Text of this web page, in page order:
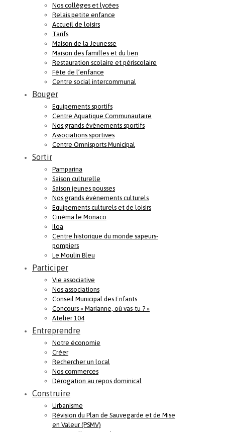
Nos collèges et lycées
Relais petite enfance
Accueil de loisirs
Tarifs
Maison de la Jeunesse
Maison des familles et du lien
Restauration scolaire et périscolaire
Fête de l’enfance
Centre social intercommunal
Bouger
Equipements sportifs
Centre Aquatique Communautaire
Nos grands évènements sportifs
Associations sportives
Centre Omnisports Municipal
Sortir
Pamparina
Saison culturelle
Saison jeunes pousses
Nos grands événements culturels
Equipements culturels et de loisirs
Cinéma le Monaco
Iloa
Centre historique du monde sapeurs-
pompiers
Le Moulin Bleu
Participer
Vie associative
Nos associations
Conseil Municipal des Enfants
Concours « Marianne, où vas-tu ? »
Atelier 104
Entreprendre
Notre économie
Créer
Rechercher un local
Nos commerces
Dérogation au repos dominical
Construire
Urbanisme
Révision du Plan de Sauvegarde et de Mise
en Valeur (PSMV)